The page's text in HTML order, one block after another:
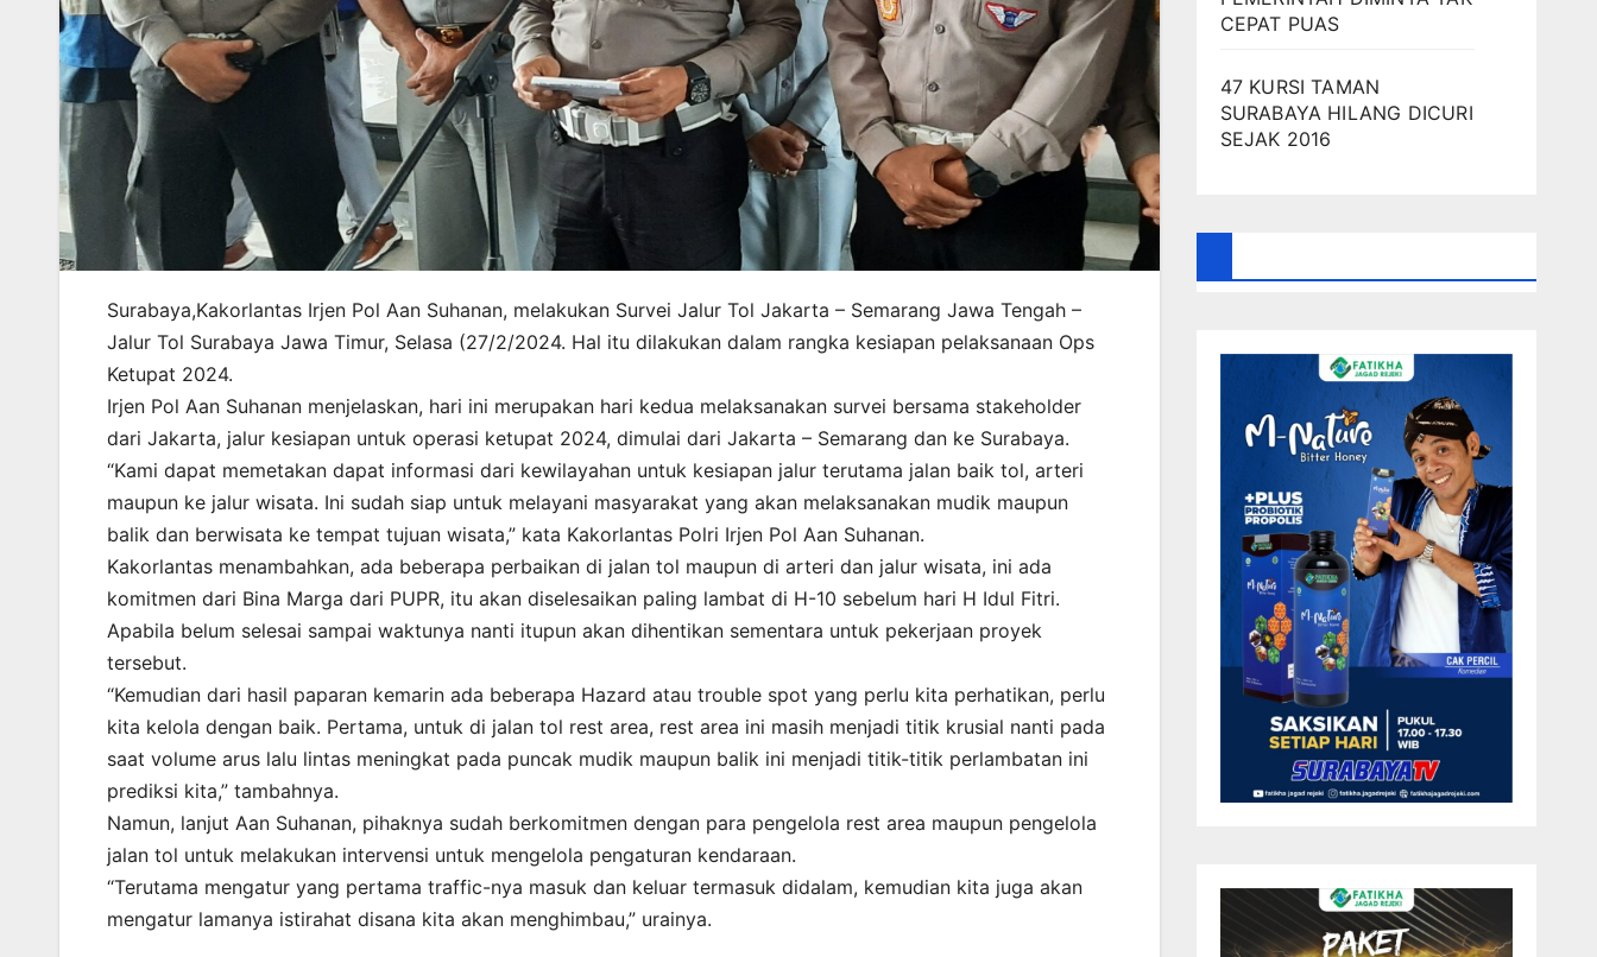
Surabaya,Kakorlantas Irjen Pol Aan Suhanan, melakukan Survei Jalur Tol Jakarta – Semarang Jawa Tengah –
Jalur Tol Surabaya Jawa Timur, Selasa (27/2/2024. Hal itu dilakukan dalam rangka kesiapan pelaksanaan Ops
Ketupat 2024.
Irjen Pol Aan Suhanan menjelaskan, hari ini merupakan hari kedua melaksanakan survei bersama stakeholder
dari Jakarta, jalur kesiapan untuk operasi ketupat 2024, dimulai dari Jakarta – Semarang dan ke Surabaya.
“Kami dapat memetakan dapat informasi dari kewilayahan untuk kesiapan jalur terutama jalan baik tol, arteri
maupun ke jalur wisata. Ini sudah siap untuk melayani masyarakat yang akan melaksanakan mudik maupun
balik dan berwisata ke tempat tujuan wisata,” kata Kakorlantas Polri Irjen Pol Aan Suhanan.
Kakorlantas menambahkan, ada beberapa perbaikan di jalan tol maupun di arteri dan jalur wisata, ini ada
komitmen dari Bina Marga dari PUPR, itu akan diselesaikan paling lambat di H-10 sebelum hari H Idul Fitri.
Apabila belum selesai sampai waktunya nanti itupun akan dihentikan sementara untuk pekerjaan proyek
tersebut.
“Kemudian dari hasil paparan kemarin ada beberapa Hazard atau trouble spot yang perlu kita perhatikan, perlu
kita kelola dengan baik. Pertama, untuk di jalan tol rest area, rest area ini masih menjadi titik krusial nanti pada
saat volume arus lalu lintas meningkat pada puncak mudik maupun balik ini menjadi titik-titik perlambatan ini
prediksi kita,” tambahnya.
Namun, lanjut Aan Suhanan, pihaknya sudah berkomitmen dengan para pengelola rest area maupun pengelola
jalan tol untuk melakukan intervensi untuk mengelola pengaturan kendaraan.
“Terutama mengatur yang pertama traffic-nya masuk dan keluar termasuk didalam, kemudian kita juga akan
mengatur lamanya istirahat disana kita akan menghimbau,” urainya.
CEPAT PUAS
47 KURSI TAMAN
SURABAYA HILANG DICURI
SEJAK 2016